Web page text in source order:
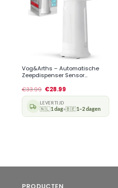
Vog&Arths – Automatische
Zeepdispenser Sensor...
€33.99 €28.99
LEVERTIJD
🇳🇱1 dag•🇧🇪1–2 dagen